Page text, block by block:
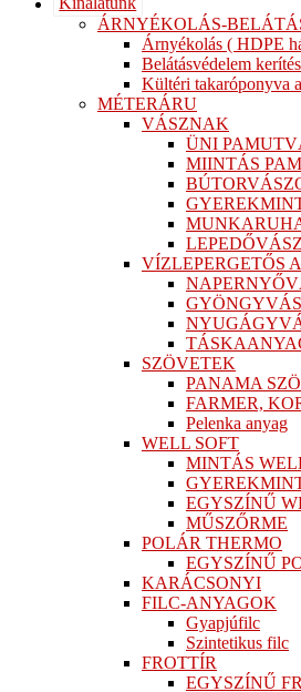
ÁRNYÉKOLÁS-
Árnyékolás ( HDPE
Belátásvédelem
Kültéri takaróponyva
MÉTERÁRU
VÁSZNAK
ÜNI
MIINTÁS
VÍZLEPERGETŐS
SZÖVETEK
PANAMA
FARMER,
Pelenka anyag
WELL SOFT
MINTÁS
EGYSZÍNŰ
MŰSZŐRME
POLÁR THERMO
EGYSZÍNŰ
KARÁCSONYI
FILC-ANYAGOK
Gyapjúfilc
Szintetikus filc
FROTTÍR
EGYSZÍNŰ